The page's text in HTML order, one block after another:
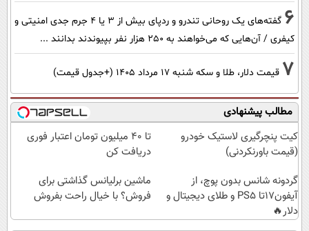
6
گفته‌های یک روحانی تندرو و ردپای بیش از ۳ یا ۴ جرم جدی امنیتی و
کیفری / آن‌هایی که می‌خواهند به ۲۵۰ هزار نفر بپیوندند بدانند ...
7 قیمت دلار، طلا و سکه شنبه ۱۷ مرداد ۱۴۰۵ (+جدول قیمت)
مطالب پیشنهادی
کیت پنچرگیری لاستیک خودرو
(قیمت باورنکردنی)
تا 40 میلیون تومان اعتبار فوری
دریافت کن
گردونه شانس بدون پوچ، از
آیفون17تا PS5 و طلای دیجیتال و
دلار🔥
ماشین برلیانس گذاشتی برای
فروش؟ با خیال راحت بفروش